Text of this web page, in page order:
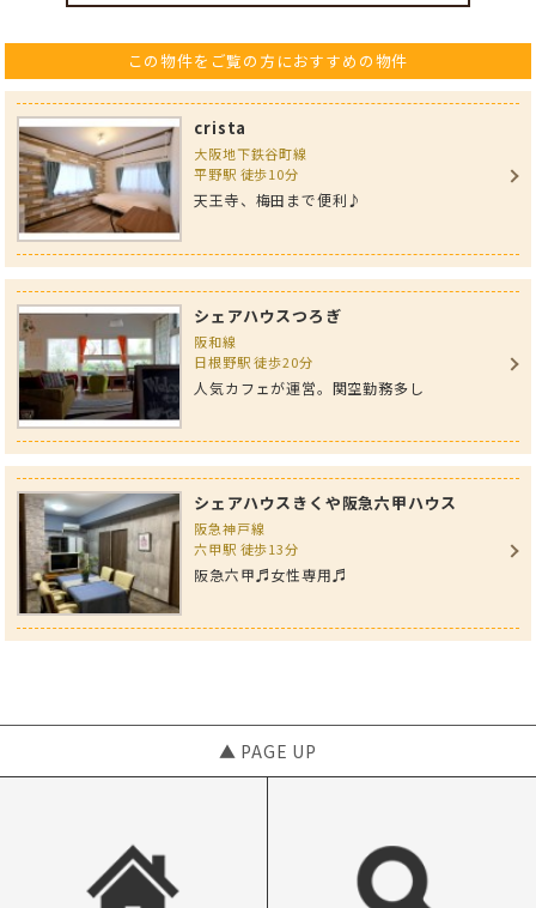
この物件をご覧の方におすすめの物件
crista
大阪地下鉄谷町線
平野駅 徒歩10分
天王寺、梅田まで便利♪
シェアハウスつろぎ
阪和線
日根野駅 徒歩20分
人気カフェが運営。関空勤務多し
シェアハウスきくや阪急六甲ハウス
阪急神戸線
六甲駅 徒歩13分
阪急六甲♬女性専用♬
▲ PAGE UP